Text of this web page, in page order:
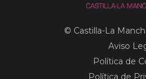
© Castilla-La
Aviso
Política de
Política de